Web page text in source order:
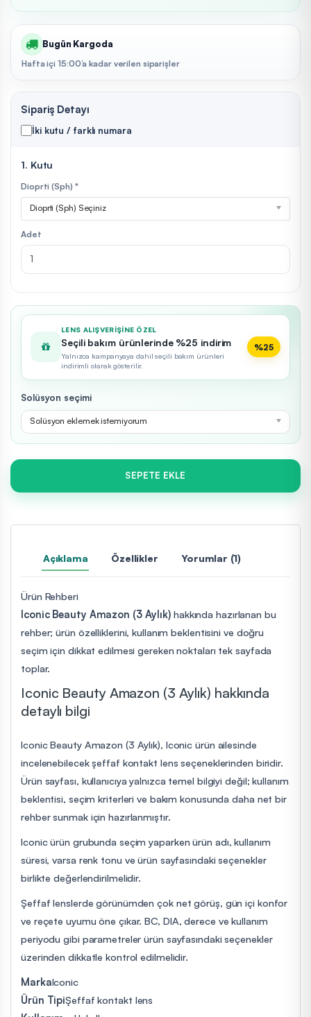
Bugün Kargoda
Hafta içi 15:00’a kadar verilen siparişler
Sipariş Detayı
İki kutu / farklı numara
1. Kutu
Dioprti (Sph) *
Dioprti (Sph) Seçiniz
Adet
LENS ALIŞVERIŞINE ÖZEL
Seçili bakım ürünlerinde %25 indirim
Yalnızca kampanyaya dahil seçili bakım ürünleri
indirimli olarak gösterilir.
%25
Solüsyon seçimi
Solüsyon eklemek istemiyorum
SEPETE EKLE
Açıklama Özellikler Yorumlar (1)
Ürün Rehberi
Iconic Beauty Amazon (3 Aylık) hakkında hazırlanan bu
rehber; ürün özelliklerini, kullanım beklentisini ve doğru
seçim için dikkat edilmesi gereken noktaları tek sayfada
toplar.
Iconic Beauty Amazon (3 Aylık) hakkında
detaylı bilgi
Iconic Beauty Amazon (3 Aylık), Iconic ürün ailesinde
incelenebilecek şeffaf kontakt lens seçeneklerinden biridir.
Ürün sayfası, kullanıcıya yalnızca temel bilgiyi değil; kullanım
beklentisi, seçim kriterleri ve bakım konusunda daha net bir
rehber sunmak için hazırlanmıştır.
Iconic ürün grubunda seçim yaparken ürün adı, kullanım
süresi, varsa renk tonu ve ürün sayfasındaki seçenekler
birlikte değerlendirilmelidir.
Şeffaf lenslerde görünümden çok net görüş, gün içi konfor
ve reçete uyumu öne çıkar. BC, DIA, derece ve kullanım
periyodu gibi parametreler ürün sayfasındaki seçenekler
üzerinden dikkatle kontrol edilmelidir.
MarkaIconic
Ürün TipiŞeffaf kontakt lens